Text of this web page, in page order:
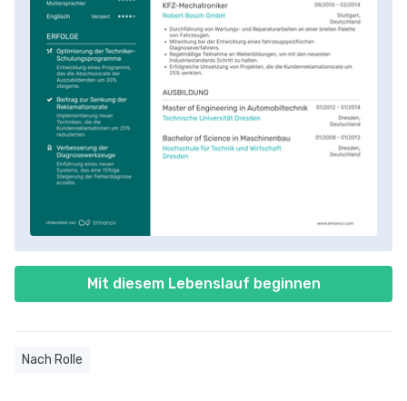
Mit diesem Lebenslauf beginnen
Nach Rolle